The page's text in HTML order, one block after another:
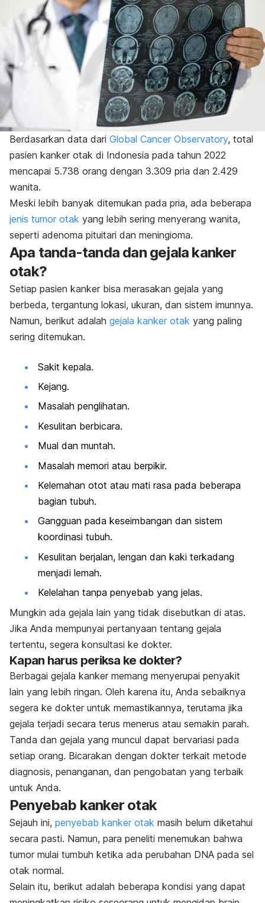
Berdasarkan data dari Global Cancer Observatory, total
pasien kanker otak di Indonesia pada tahun 2022
mencapai 5.738 orang dengan 3.309 pria dan 2.429
wanita.
Meski lebih banyak ditemukan pada pria, ada beberapa
jenis tumor otak yang lebih sering menyerang wanita,
seperti adenoma pituitari dan meningioma.
Apa tanda-tanda dan gejala kanker
otak?
Setiap pasien kanker bisa merasakan gejala yang
berbeda, tergantung lokasi, ukuran, dan sistem imunnya.
Namun, berikut adalah gejala kanker otak yang paling
sering ditemukan.
Sakit kepala.
Kejang.
Masalah penglihatan.
Kesulitan berbicara.
Mual dan muntah.
Masalah memori atau berpikir.
Kelemahan otot atau mati rasa pada beberapa
bagian tubuh.
Gangguan pada keseimbangan dan sistem
koordinasi tubuh.
Kesulitan berjalan, lengan dan kaki terkadang
menjadi lemah.
Kelelahan tanpa penyebab yang jelas.
Mungkin ada gejala lain yang tidak disebutkan di atas.
Jika Anda mempunyai pertanyaan tentang gejala
tertentu, segera konsultasi ke dokter.
Kapan harus periksa ke dokter?
Berbagai gejala kanker memang menyerupai penyakit
lain yang lebih ringan. Oleh karena itu, Anda sebaiknya
segera ke dokter untuk memastikannya, terutama jika
gejala terjadi secara terus menerus atau semakin parah.
Tanda dan gejala yang muncul dapat bervariasi pada
setiap orang. Bicarakan dengan dokter terkait metode
diagnosis, penanganan, dan pengobatan yang terbaik
untuk Anda.
Penyebab kanker otak
Sejauh ini, penyebab kanker otak masih belum diketahui
secara pasti. Namun, para peneliti menemukan bahwa
tumor mulai tumbuh ketika ada perubahan DNA pada sel
otak normal.
Selain itu, berikut adalah beberapa kondisi yang dapat